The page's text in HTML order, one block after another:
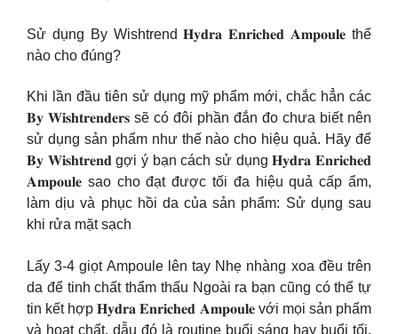
Sử dụng By Wishtrend 𝐇𝐲𝐝𝐫𝐚 𝐄𝐧𝐫𝐢𝐜𝐡𝐞𝐝 𝐀𝐦𝐩𝐨𝐮𝐥𝐞 thế
nào cho đúng?
Khi lần đầu tiên sử dụng mỹ phẩm mới, chắc hẳn các
𝐁𝐲 𝐖𝐢𝐬𝐡𝐭𝐫𝐞𝐧𝐝𝐞𝐫𝐬 sẽ có đôi phần đắn đo chưa biết nên
sử dụng sản phẩm như thế nào cho hiệu quả. Hãy để
𝐁𝐲 𝐖𝐢𝐬𝐡𝐭𝐫𝐞𝐧𝐝 gợi ý bạn cách sử dụng 𝐇𝐲𝐝𝐫𝐚 𝐄𝐧𝐫𝐢𝐜𝐡𝐞𝐝
𝐀𝐦𝐩𝐨𝐮𝐥𝐞 sao cho đạt được tối đa hiệu quả cấp ẩm,
làm dịu và phục hồi da của sản phẩm: Sử dụng sau
khi rửa mặt sạch
Lấy 3-4 giọt Ampoule lên tay Nhẹ nhàng xoa đều trên
da để tinh chất thẩm thấu Ngoài ra bạn cũng có thể tự
tin kết hợp 𝐇𝐲𝐝𝐫𝐚 𝐄𝐧𝐫𝐢𝐜𝐡𝐞𝐝 𝐀𝐦𝐩𝐨𝐮𝐥𝐞 với mọi sản phẩm
và hoạt chất, dẫu đó là routine buổi sáng hay buổi tối.